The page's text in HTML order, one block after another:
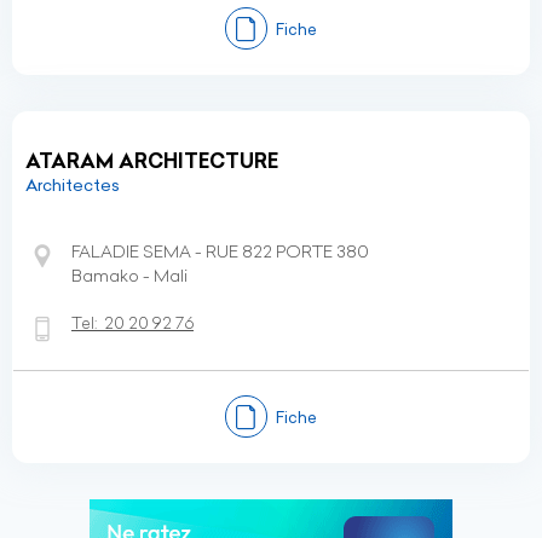
Fiche
ATARAM ARCHITECTURE
Architectes
FALADIE SEMA - RUE 822 PORTE 380
Bamako - Mali
Tel: 20 20 92 76
Fiche